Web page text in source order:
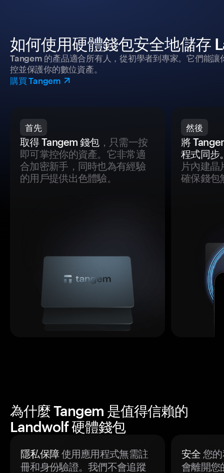
如何使用硬體錢包安全地儲存
Tangem 的產品適合所有人，從初學者到專家。它們能
控並保護你的數位資產。
購買 Tangem
首先
取得 Tangem 錢包，只需一按
即可掌控你的資產。它非常適
合加密新手，同時也為有經驗
的用戶提供出色體驗。
然後
將
程式同步
片內建晶
確保錢包
為什麼 Tangem 是值得信賴的
Landwolf 硬體錢包
隱私保障使用應用程式無需註
冊和身份驗證。我們不會追蹤
安全 您
會離開您